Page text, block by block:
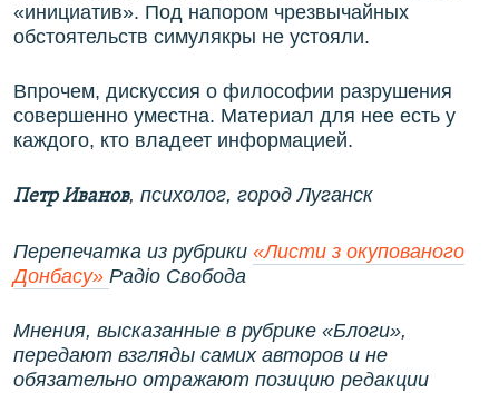
«инициатив». Под напором чрезвычайных
обстоятельств симулякры не устояли.
Впрочем, дискуссия о философии разрушения
совершенно уместна. Материал для нее есть у
каждого, кто владеет информацией.
Петр Иванов, психолог, город Луганск
Перепечатка из рубрики «Листи з окупованого
Донбасу» Радіо Свобода
Мнения, высказанные в рубрике «Блоги»,
передают взгляды самих авторов и не
обязательно отражают позицию редакции